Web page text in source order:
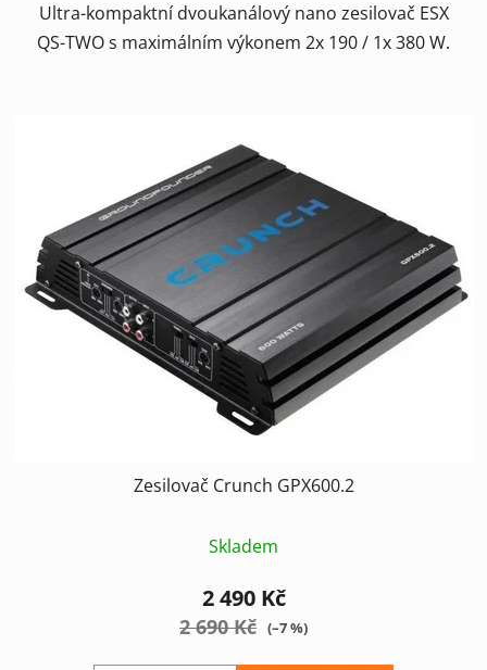
Ultra-kompaktní dvoukanálový nano zesilovač ESX
QS-TWO s maximálním výkonem 2x 190 / 1x 380 W.
Zesilovač Crunch GPX600.2
Skladem
2 490 Kč
2 690 Kč (–7 %)